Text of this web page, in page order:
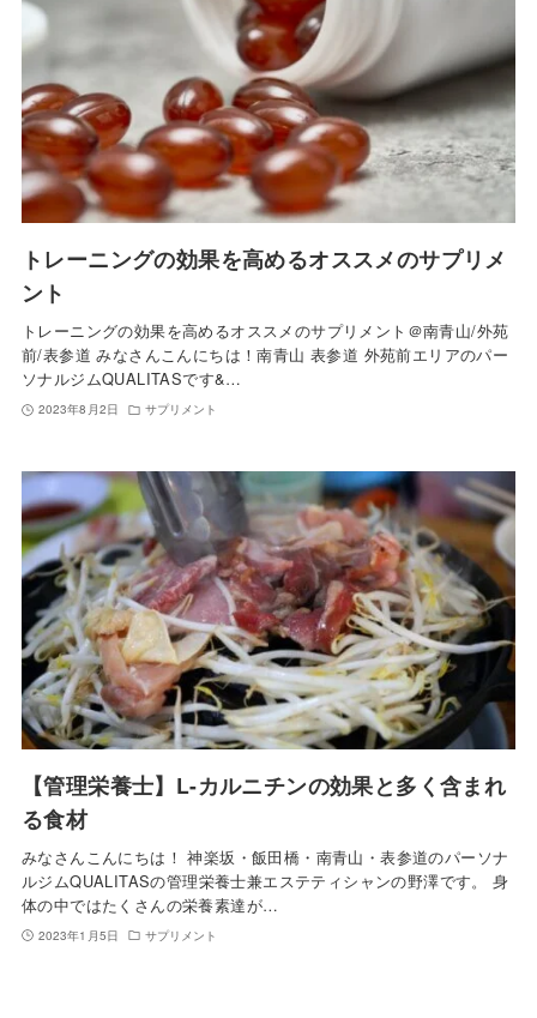
トレーニングの効果を高めるオススメのサプリメ
ント
トレーニングの効果を高めるオススメのサプリメント＠南青山/外苑
前/表参道 みなさんこんにちは！南青山 表参道 外苑前エリアのパー
ソナルジムQUALITASです&…
2023年8月2日 サプリメント
【管理栄養士】L-カルニチンの効果と多く含まれ
る食材
みなさんこんにちは！ 神楽坂・飯田橋・南青山・表参道のパーソナ
ルジムQUALITASの管理栄養士兼エステティシャンの野澤です。 身
体の中ではたくさんの栄養素達が…
2023年1月5日 サプリメント